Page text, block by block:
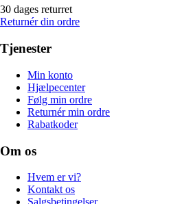
30 dages returret
Returnér din ordre
Tjenester
Min konto
Hjælpecenter
Følg min ordre
Returnér min ordre
Rabatkoder
Om os
Hvem er vi?
Kontakt os